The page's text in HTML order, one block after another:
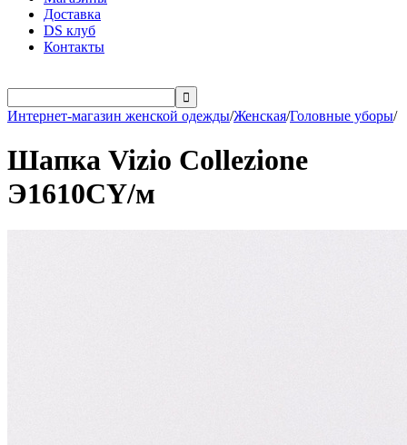
Доставка
DS клуб
Контакты

Интернет-магазин женской одежды/Женская/Головные уборы/
Шапка Vizio Collezione
Э1610CY/м